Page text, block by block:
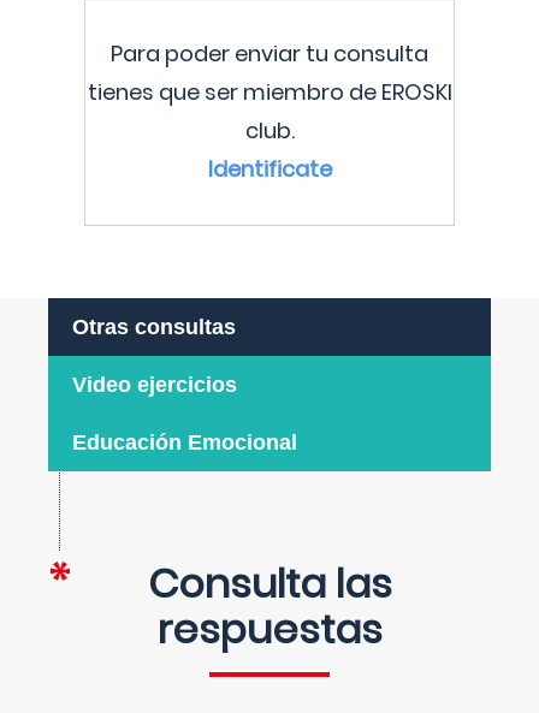
Para poder enviar tu consulta
tienes que ser miembro de EROSKI
club.
Identificate
Otras consultas
Video ejercicios
Educación Emocional
Consulta las
respuestas